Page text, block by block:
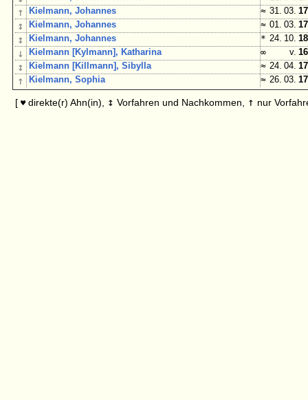
↑ Kielmann, Johannes ≈ 31. 03.
↕ Kielmann, Johannes ≈ 01. 03.
↕ Kielmann, Johannes * 24. 10.
↓ Kielmann [Kylmann], Katharina ∞ v.
↕ Kielmann [Killmann], Sibylla ≈ 24. 04.
↑ Kielmann, Sophia ≈ 26. 03.
[ ♥ direkte(r) Ahn(in), ↕ Vorfahren und Nachkommen, ↑ nur